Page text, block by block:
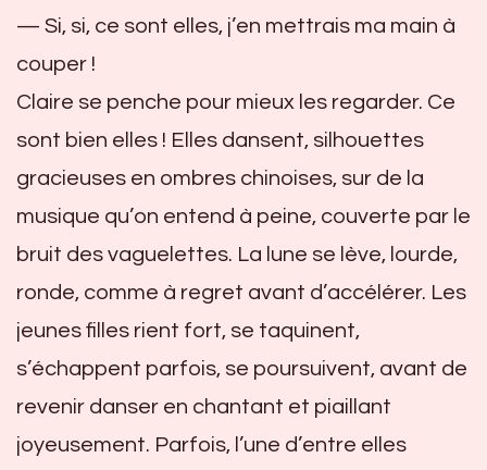
— Si, si, ce sont elles, j’en mettrais ma main à
couper !
Claire se penche pour mieux les regarder. Ce
sont bien elles ! Elles dansent, silhouettes
gracieuses en ombres chinoises, sur de la
musique qu’on entend à peine, couverte par le
bruit des vaguelettes. La lune se lève, lourde,
ronde, comme à regret avant d’accélérer. Les
jeunes filles rient fort, se taquinent,
s’échappent parfois, se poursuivent, avant de
revenir danser en chantant et piaillant
joyeusement. Parfois, l’une d’entre elles